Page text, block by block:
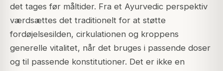
det tages før måltider. Fra et Ayurvedic perspektiv
værdsættes det traditionelt for at støtte
fordøjelsesilden, cirkulationen og kroppens
generelle vitalitet, når det bruges i passende doser
og til passende konstitutioner. Det er ikke en